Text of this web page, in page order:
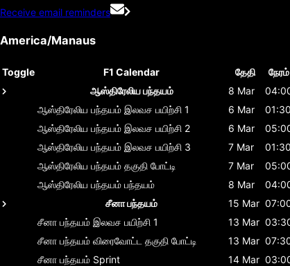
Receive email reminders
America/Manaus
Toggle F1 Calendar தேதி
நேரம்
ஆஸ்திரேலிய பந்தயம்
8 Mar
ஆஸ்திரேலிய பந்தயம் இலவச பயிற்சி 1 6 Mar
01:30
ஆஸ்திரேலிய பந்தயம் இலவச பயிற்சி 2 6 Mar
ஆஸ்திரேலிய பந்தயம் இலவச பயிற்சி 3 7 Mar
01:30
ஆஸ்திரேலிய பந்தயம் தகுதி போட்டி 7 Mar
ஆஸ்திரேலிய பந்தயம் பந்தயம் 8 Mar
சீனா பந்தயம்
15 Mar
சீனா பந்தயம் இலவச பயிற்சி 1 13 Mar
சீனா பந்தயம் விரைவோட்ட தகுதி போட்டி 13 Mar
சீனா பந்தயம் Sprint 14 Mar